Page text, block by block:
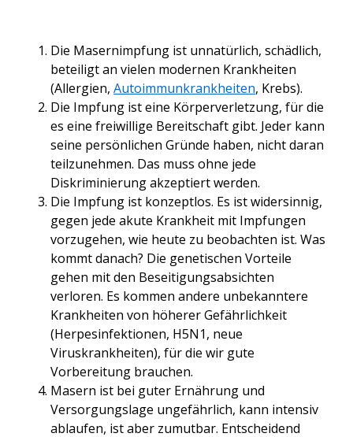
Die Masernimpfung ist unnatürlich, schädlich,
beteiligt an vielen modernen Krankheiten
(Allergien, Autoimmunkrankheiten, Krebs).
Die Impfung ist eine Körperverletzung, für die
es eine freiwillige Bereitschaft gibt. Jeder kann
seine persönlichen Gründe haben, nicht daran
teilzunehmen. Das muss ohne jede
Diskriminierung akzeptiert werden.
Die Impfung ist konzeptlos. Es ist widersinnig,
gegen jede akute Krankheit mit Impfungen
vorzugehen, wie heute zu beobachten ist. Was
kommt danach? Die genetischen Vorteile
gehen mit den Beseitigungsabsichten
verloren. Es kommen andere unbekanntere
Krankheiten von höherer Gefährlichkeit
(Herpesinfektionen, H5N1, neue
Viruskrankheiten), für die wir gute
Vorbereitung brauchen.
Masern ist bei guter Ernährung und
Versorgungslage ungefährlich, kann intensiv
ablaufen, ist aber zumutbar. Entscheidend